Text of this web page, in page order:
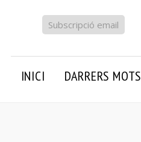
Subscripció email
INICI DARRERS MOTS